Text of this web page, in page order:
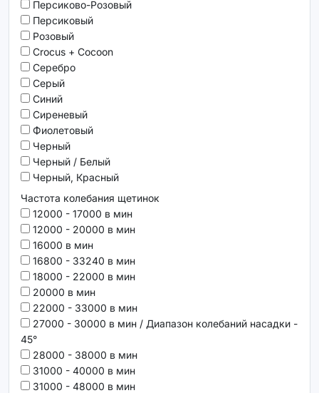
Персиково-Розовый
Персиковый
Розовый
Сrocus + Сocoon
Серебро
Серый
Синий
Сиреневый
Фиолетовый
Черный
Черный / Белый
Черный, Красный
Частота колебания щетинок
12000 - 17000 в мин
12000 - 20000 в мин
16000 в мин
16800 - 33240 в мин
18000 - 22000 в мин
20000 в мин
22000 - 33000 в мин
27000 - 30000 в мин / Диапазон колебаний насадки -
45°
28000 - 38000 в мин
31000 - 40000 в мин
31000 - 48000 в мин